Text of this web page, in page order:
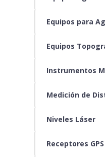
Equipos para
Equipos
Instrumentos
Medición de
Niveles Láser
Receptores GPS